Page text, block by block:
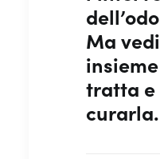
Ma
tratta e
curarla.